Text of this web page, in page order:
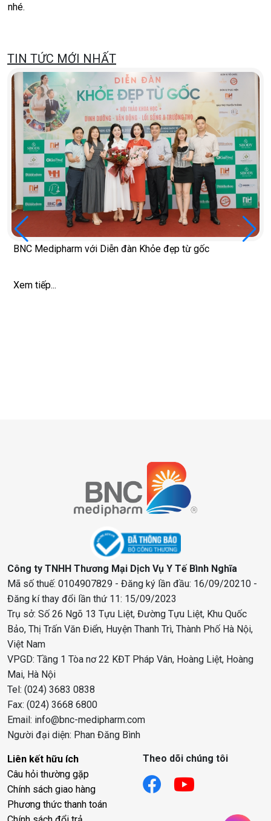
nhé.
TIN TỨC MỚI NHẤT
BNC Medipharm với Diễn đàn Khỏe đẹp từ gốc
Xem tiếp...
Công ty TNHH Thương Mại Dịch Vụ Y Tế Bình Nghĩa
Mã số thuế: 0104907829 - Đăng ký lần đầu: 16/09/20210 -
Đăng kí thay đổi lần thứ 11: 15/09/2023
Trụ sở: Số 26 Ngõ 13 Tựu Liệt, Đường Tựu Liệt, Khu Quốc
Bảo, Thị Trấn Văn Điển, Huyện Thanh Trì, Thành Phố Hà Nội,
Việt Nam
VPGD: Tầng 1 Tòa nơ 22 KĐT Pháp Vân, Hoàng Liệt, Hoàng
Mai, Hà Nội
Tel: (024) 3683 0838
Fax: (024) 3668 6800
Email: info@bnc-medipharm.com
Người đại diện: Phan Đăng Bình
Liên kết hữu ích
Câu hỏi thường gặp
Chính sách giao hàng
Phương thức thanh toán
Theo dõi chúng tôi